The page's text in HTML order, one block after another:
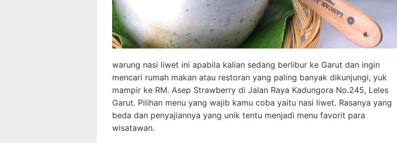
warung nasi liwet ini apabila kalian sedang berlibur ke Garut dan ingin
mencari rumah makan atau restoran yang paling banyak dikunjungi, yuk
mampir ke RM. Asep Strawberry di Jalan Raya Kadungora No.245, Leles
Garut. Pilihan menu yang wajib kamu coba yaitu nasi liwet. Rasanya yang
beda dan penyajiannya yang unik tentu menjadi menu favorit para
wisatawan.